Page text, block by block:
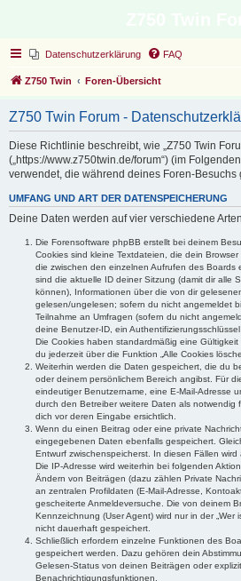
Datenschutzerklärung FAQ
Z750 Twin Foren-Übersicht
Z750 Twin Forum -
Diese Richtlinie beschreibt, wie „Z750 Twin
(„https://www.z750twin.de/forum“) (im
verwendet, die während deines Foren-Besuchs
UMFANG UND ART DER DATENSPEICHERUNG
Deine Daten werden auf vier verschiedene
Die Forensoftware phpBB erstellt bei deinem
Cookies sind kleine Textdateien, die dein
die zwischen den einzelnen Aufrufen des Boards
sind die aktuelle ID deiner Sitzung (damit dir alle
können), Informationen über die von dir
gelesen/ungelesen; sofern du nicht angemeldet
Teilnahme an Umfragen (sofern du nicht
deine Benutzer-ID, ein
Die Cookies haben standardmäßig eine
du jederzeit über die Funktion „Alle Cookies
Weiterhin werden die Daten gespeichert, die du
oder deinem persönlichem Bereich angibst. Für
eindeutiger Benutzername, eine E-Mail-Adresse
durch den Betreiber weitere Daten als notwendig
dich vor deren Eingabe ersichtlich.
Wenn du einen Beitrag oder eine private
eingegebenen Daten ebenfalls gespeichert.
Entwurf zwischenspeicherst. In diesen Fällen
Die IP-Adresse wird weiterhin bei folgenden
Ändern von Beiträgen (dazu zählen Private
an zentralen Profildaten (E-Mail-Adresse,
gescheiterte Anmeldeversuche. Die von deinem
Kennzeichnung (User Agent) wird nur in der „Wer
nicht dauerhaft gespeichert.
Schließlich erfordern einzelne Funktionen des
gespeichert werden. Dazu gehören dein
Gelesen-Status von deinen Beiträgen oder
Benachrichtigungsfunktionen.